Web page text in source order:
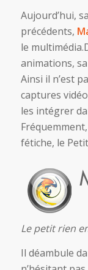
Aujourd’hui,
précédents,
le
animations,
Ainsi il n’est
captures
les intégrer
fétiche, le
Le petit rien
Il déambule